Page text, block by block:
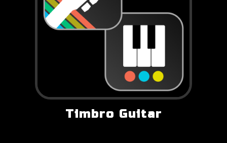
Timbro Guitar